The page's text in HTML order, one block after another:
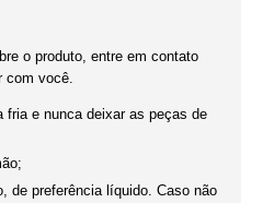
o produto, entre em contato
com você.
fria e nunca deixar as peças de
de preferência líquido. Caso não